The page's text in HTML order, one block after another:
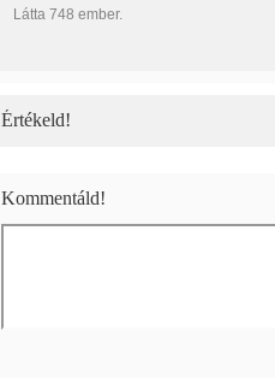
Látta 748 ember.
Értékeld!
Kommentáld!